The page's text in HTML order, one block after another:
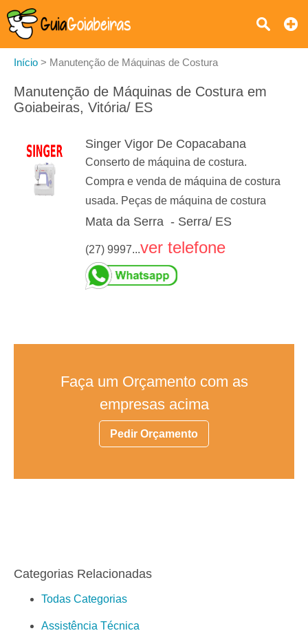
Início > Manutenção de Máquinas de Costura
Manutenção de Máquinas de Costura em
Goiabeiras, Vitória/ ES
Singer Vigor De Copacabana
Conserto de máquina de costura.
Compra e venda de máquina de costura
usada. Peças de máquina de costura
Mata da Serra - Serra/ ES
(27) 9997...ver telefone
Faça um Orçamento com as
empresas acima
Pedir Orçamento
Categorias Relacionadas
Todas Categorias
Assistência Técnica